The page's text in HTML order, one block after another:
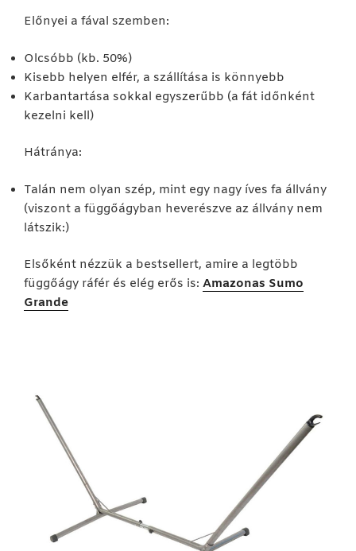
Előnyei a fával szemben:
Olcsóbb (kb. 50%)
Kisebb helyen elfér, a szállítása is könnyebb
Karbantartása sokkal egyszerűbb (a fát időnként
kezelni kell)
Hátránya:
Talán nem olyan szép, mint egy nagy íves fa állvány
(viszont a függőágyban heverészve az állvány nem
látszik:)
Elsőként nézzük a bestsellert, amire a legtöbb
függőágy ráfér és elég erős is: Amazonas Sumo
Grande